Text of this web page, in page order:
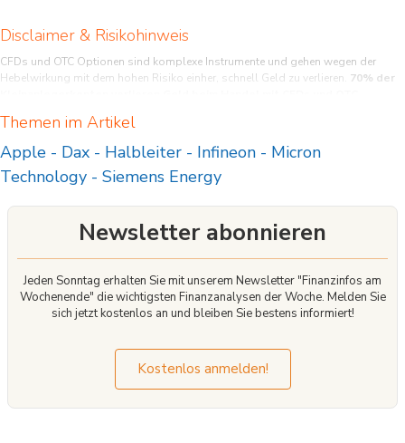
Disclaimer & Risikohinweis
CFDs und OTC Optionen sind komplexe Instrumente und gehen wegen der
Hebelwirkung mit dem hohen Risiko einher, schnell Geld zu verlieren. 70% der
CFDs und OTC Optionen funktionieren, und ob Sie es sich leisten können, das
hohe Risiko einzugehen, Ihr Geld zu verlieren.
Themen im Artikel
Apple - Dax - Halbleiter - Infineon - Micron
Technology - Siemens Energy
Newsletter abonnieren
Jeden Sonntag erhalten Sie mit unserem Newsletter "Finanzinfos am
Wochenende" die wichtigsten Finanzanalysen der Woche. Melden Sie
sich jetzt kostenlos an und bleiben Sie bestens informiert!
Kostenlos anmelden!